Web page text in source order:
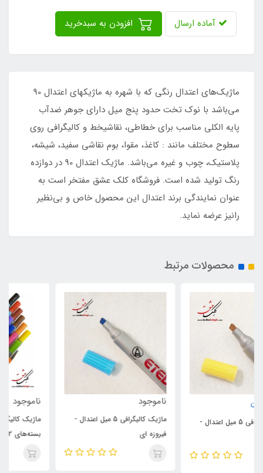
آماده ارسال
ماژیک‌های اعتدال رنگی که با شهره به ماژیکهای اعتدال 90
می‌باشد با نوک تخت حدود پنج میل دارای جوهر ضدآب
پایه الکلی مناسب برای خطاطی، نقاشیخط و کالیگرافی روی
سطوح مختلف مانند : کاغذ، مقوا، بوم نقاشی سفید، شیشه،
پلاستیک، چوب و غیره می‌باشد. ماژیک اعتدال 90 در دوازده
رنگ تولید شده است. فروشگاه کلک عشق مفتخر است به
عنوان نمایندگی برند اعتدال این محصول خاص و بی‌نظیر
رانیز عرضه نماید.
محصولات مرتبط
ماژیک کالیگرافی 5 میل اعتدال -
ماژیک کالیگرافی 5 میل اعتدال -